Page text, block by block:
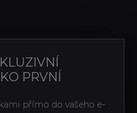
PRVNÍ
přímo do vašeho e-